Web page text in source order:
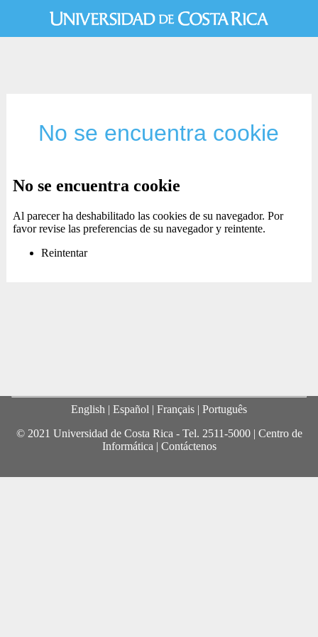
No se encuentra cookie
No se encuentra cookie
Al parecer ha deshabilitado las cookies de su navegador. Por
favor revise las preferencias de su navegador y reintente.
Reintentar
English | Español | Français | Português
© 2021 Universidad de Costa Rica - Tel. 2511-5000| Centro de
Informática | Contáctenos